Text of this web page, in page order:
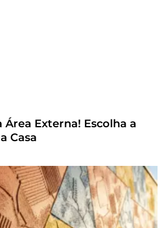
Externa! Escolha a
Casa